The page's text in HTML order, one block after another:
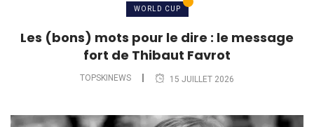
WORLD CUP
Les (bons) mots pour le dire : le message
fort de Thibaut Favrot
TOPSKINEWS 15 JUILLET 2026